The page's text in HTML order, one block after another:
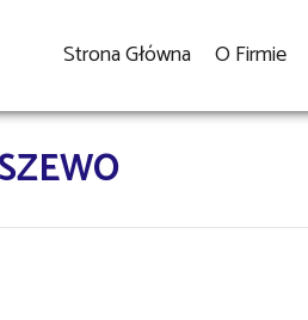
Strona Główna O Firmie